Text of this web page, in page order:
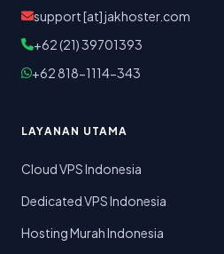
support [at] jakhoster.com
+62 (21) 39701393
+62 818-1114-343
LAYANAN UTAMA
Cloud VPS Indonesia
Dedicated VPS Indonesia
Hosting Murah Indonesia